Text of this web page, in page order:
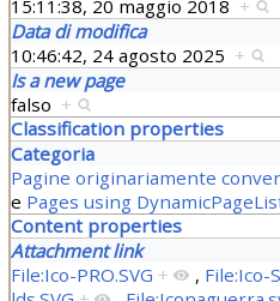
15:11:38, 20 maggio 2018 +
Data di modifica
10:46:42, 24 agosto 2025 +
Is a new page
falso +
Classification properties
Categoria
Pagine originariamente
e Pages using
Content properties
Attachment link
File:Ico-PRO.SVG + , File:Ico-